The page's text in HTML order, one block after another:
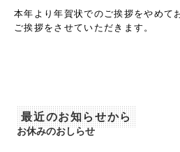
本年より年賀状でのご挨拶をやめて
ご挨拶をさせていただきます。
最近のお知らせから
お休みのおしらせ